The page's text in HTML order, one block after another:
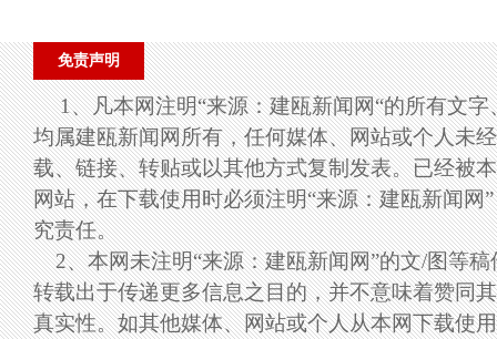
免责声明
1、凡本网注明“来源：建瓯新闻网“的所有文
均属建瓯新闻网所有，任何媒体、网站或个人未
载、链接、转贴或以其他方式复制发表。已经被
网站，在下载使用时必须注明“来源：建瓯新闻网
究责任。
2、本网未注明“来源：建瓯新闻网”的文/图等稿
转载出于传递更多信息之目的，并不意味着赞同
真实性。如其他媒体、网站或个人从本网下载使